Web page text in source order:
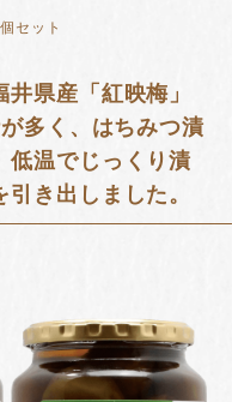
セット
井県産「紅映梅」
多く、はちみつ漬
低温でじっくり漬
き出しました。